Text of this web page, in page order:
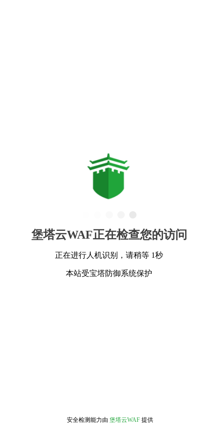
堡塔云WAF正在检查您的访问
正在进行人机识别，请稍等 1秒
本站受宝塔防御系统保护
安全检测能力由 堡塔云WAF 提供